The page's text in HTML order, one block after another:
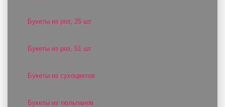
Букеты из роз, 25 шт
Букеты из роз, 51 шт
Букеты из сухоцветов
Букеты из тюльпанов